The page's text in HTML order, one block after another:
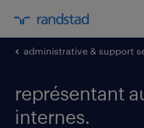
administrative & support
représentant
internes.